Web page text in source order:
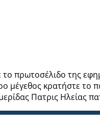
το πρωτοσέλιδο της
μέγεθος κρατήστε το
Πατρις Ηλείας